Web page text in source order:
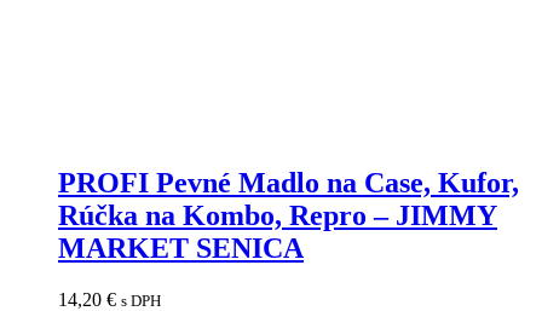
PROFI Pevné Madlo na Case, Kufor,
Rúčka na Kombo, Repro – JIMMY
MARKET SENICA
14,20 € s DPH